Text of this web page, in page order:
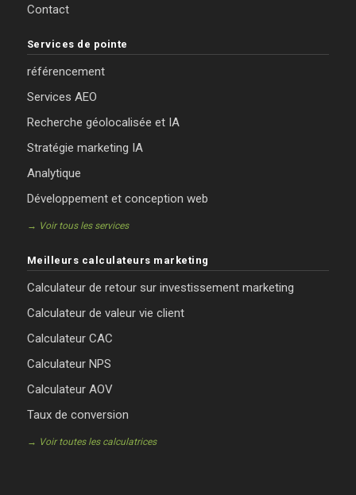
Contact
Services de pointe
référencement
Services AEO
Recherche géolocalisée et IA
Stratégie marketing IA
Analytique
Développement et conception web
→ Voir tous les services
Meilleurs calculateurs marketing
Calculateur de retour sur investissement marketing
Calculateur de valeur vie client
Calculateur CAC
Calculateur NPS
Calculateur AOV
Taux de conversion
→ Voir toutes les calculatrices